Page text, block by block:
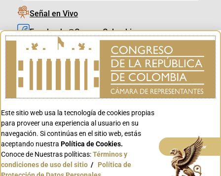
Señal en Vivo
Facebook_@CamaraColombia
Instagram_@CamaraColombia
X_@CamaraColombia
Youtube_@CamaraColombia
Youtube_@CanalCongreso
Conoce GOV.CO
Este sitio web usa la tecnología de cookies propias
para proveer una experiencia al usuario en su
navegación. Si continúas en el sitio web, estás
aceptando nuestra Política de Cookies.
Conoce de Nuestras políticas:Términos y
condiciones de uso del sitio / Política de
Aceptar